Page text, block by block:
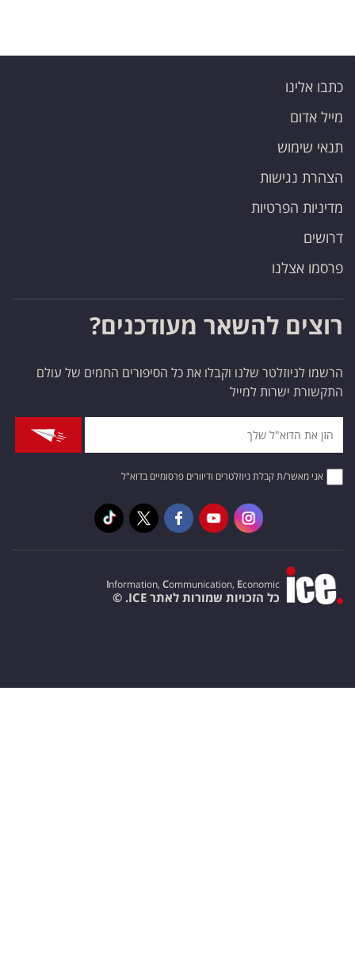
כתבו אלינו
מייל אדום
תנאי שימוש
הצהרת נגישות
מדיניות הפרטיות
דרושים
פרסמו אצלנו
רוצים להשאר מעודכנים?
הרשמו לניוזלטר שלנו וקבלו את כל הסיפורים החמים של עולם
התקשורת ישרות למייל
אני מאשר/ת קבלת ניוזלטרים ודיוורים פרסומיים בדוא"ל
Information, Communication, Economic
כל הזכויות שמורות לאתר ICE. ©